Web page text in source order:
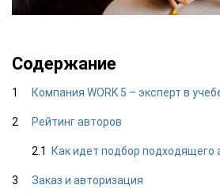
Содержание
Компания WORK 5 – эксперт в
Рейтинг авторов
Как идет подбор подходящего
Заказ и авторизация